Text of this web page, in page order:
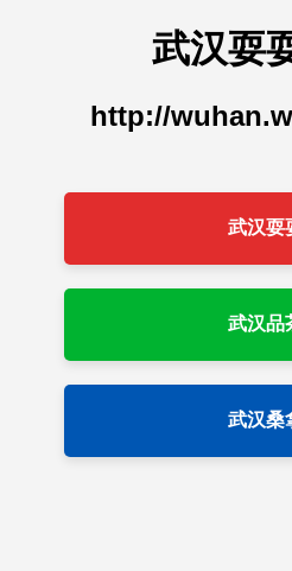
武汉耍
http://
武汉耍
武汉品
武汉桑